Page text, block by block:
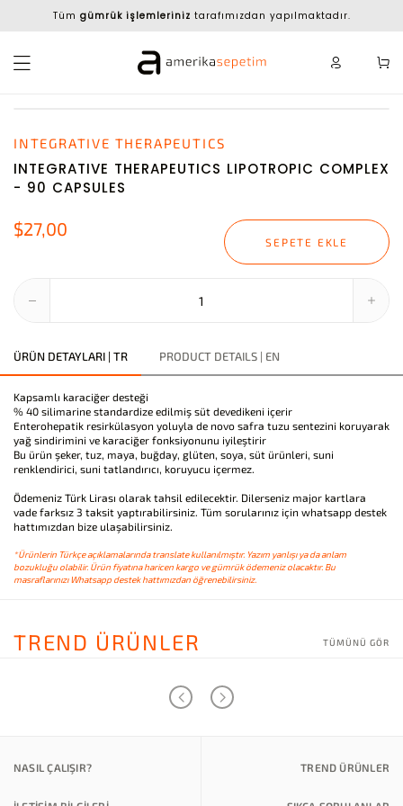
Tüm gümrük işlemleriniz tarafımızdan yapılmaktadır.
INTEGRATIVE THERAPEUTICS
INTEGRATIVE THERAPEUTICS LIPOTROPIC COMPLEX
- 90 CAPSULES
$27,00
SEPETE EKLE
ÜRÜN DETAYLARI | TR PRODUCT DETAILS | EN
Kapsamlı karaciğer desteği
% 40 silimarine standardize edilmiş süt devedikeni içerir
Enterohepatik resirkülasyon yoluyla de novo safra tuzu sentezini koruyarak
yağ sindirimini ve karaciğer fonksiyonunu iyileştirir
Bu ürün şeker, tuz, maya, buğday, glüten, soya, süt ürünleri, suni
renklendirici, suni tatlandırıcı, koruyucu içermez.
Ödemeniz Türk Lirası olarak tahsil edilecektir. Dilerseniz major kartlara
vade farksız 3 taksit yaptırabilirsiniz. Tüm sorularınız için whatsapp destek
hattımızdan bize ulaşabilirsiniz.
*Ürünlerin Türkçe açıklamalarında translate kullanılmıştır. Yazım yanlışı ya da anlam
bozukluğu olabilir. Ürün fiyatına haricen kargo ve gümrük ödemeniz olacaktır. Bu
masraflarınızı Whatsapp destek hattımızdan öğrenebilirsiniz.
TREND ÜRÜNLER TÜMÜNÜ GÖR
NASIL ÇALIŞIR? TREND ÜRÜNLER